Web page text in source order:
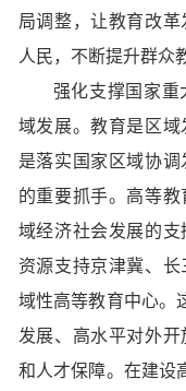
局调整，让教育改
人民，不断提升群众
强化支撑国家
域发展。教育是区
是落实国家区域协
的重要抓手。高等
域经济社会发展的
资源支持京津冀、
域性高等教育中心。
发展、高水平对外
和人才保障。在建设